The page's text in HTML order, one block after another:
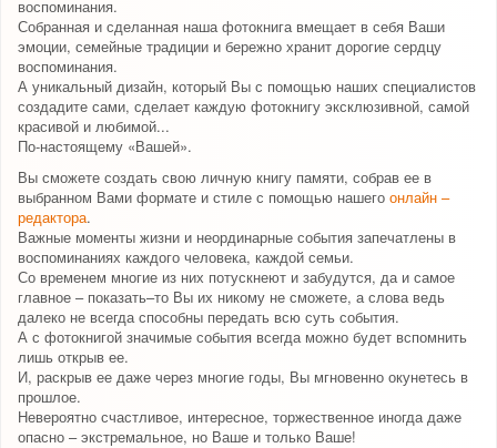
воспоминания.
Собранная и сделанная наша фотокнига вмещает в себя Ваши
эмоции, семейные традиции и бережно хранит дорогие сердцу
воспоминания.
А уникальный дизайн, который Вы с помощью наших специалистов
создадите сами, сделает каждую фотокнигу эксклюзивной, самой
красивой и любимой...
По-настоящему «Вашей».
Вы сможете создать свою личную книгу памяти, собрав ее в
выбранном Вами формате и стиле с помощью нашего онлайн –
редактора.
Важные моменты жизни и неординарные события запечатлены в
воспоминаниях каждого человека, каждой семьи.
Со временем многие из них потускнеют и забудутся, да и самое
главное – показать–то Вы их никому не сможете, а слова ведь
далеко не всегда способны передать всю суть события.
А с фотокнигой значимые события всегда можно будет вспомнить
лишь открыв ее.
И, раскрыв ее даже через многие годы, Вы мгновенно окунетесь в
прошлое.
Невероятно счастливое, интересное, торжественное иногда даже
опасно – экстремальное, но Ваше и только Ваше!